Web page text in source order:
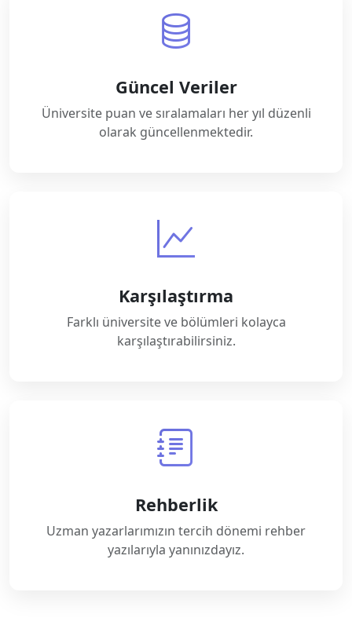
Güncel Veriler
Üniversite puan ve sıralamaları her yıl düzenli
olarak güncellenmektedir.
Karşılaştırma
Farklı üniversite ve bölümleri kolayca
karşılaştırabilirsiniz.
Rehberlik
Uzman yazarlarımızın tercih dönemi rehber
yazılarıyla yanınızdayız.